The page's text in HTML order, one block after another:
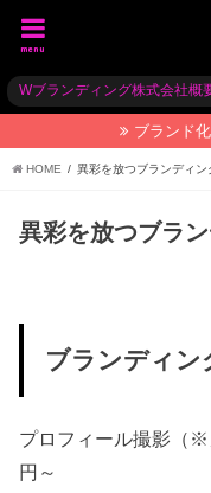
menu
Wブランディング株式会社概
ブランド
HOME 異彩を放つブランディン
異彩を放つブラ
ブランディン
プロフィール撮影（
円～